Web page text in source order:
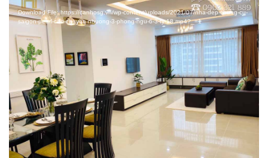
Player
Download File: https://canhosg.vn/wp-content/uploads/2021/07/nha-dep-chung-cu-
saigon-pearl-can-chuyen-nhuong-3-phong-ngu-6-3-ty-18.mp4?_=1